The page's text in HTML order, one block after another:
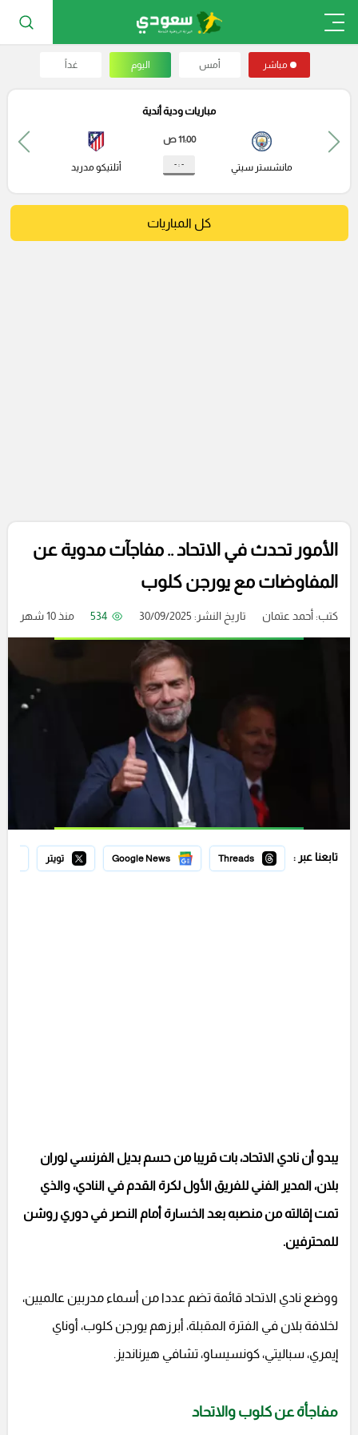
مباشر أمس اليوم غداً
مباريات ودية أندية
مانشستر سيتي
11:00 ص
- : - أتلتيكو مدريد
كل المباريات
الأمور تحدث في الاتحاد .. مفاجآت مدوية عن
المفاوضات مع يورجن كلوب
كتب:أحمد عتمان تاريخ النشر: 30/09/2025 534 منذ 10 شهر
تابعنا عبر : Threads
Google News تويتر
يبدو أن نادي الاتحاد، بات قريبا من حسم بديل الفرنسي لوران
بلان، المدير الفني للفريق الأول لكرة القدم في النادي، والذي
تمت إقالته من منصبه بعد الخسارة أمام النصر في دوري روشن
للمحترفين.
ووضع نادي الاتحاد قائمة تضم عددا من أسماء مدربين عالميين،
لخلافة بلان في الفترة المقبلة، أبرزهم يورجن كلوب، أوناي
إيمري، سباليتي، كونسيساو، تشافي هيرنانديز.
مفاجأة عن كلوب والاتحاد